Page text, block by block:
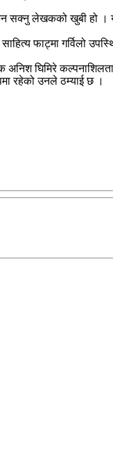
सक्नु लेखकको खुबी हो ।
फाट्मा गर्विलो
अनिश घिमिरे
रहेको उनले ठम्याई छ ।